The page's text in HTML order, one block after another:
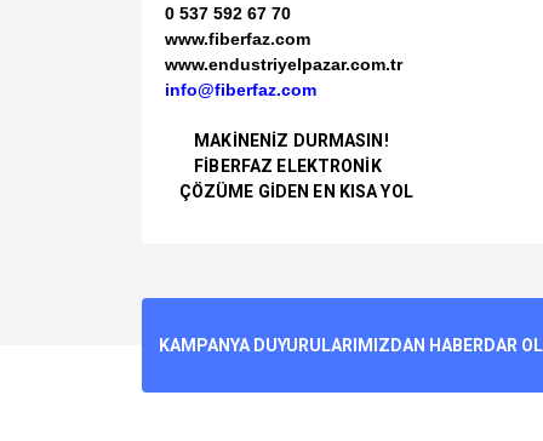
0 537 592 67 70
www.fiberfaz.com
www.endustriyelpazar.com.tr
info@fiberfaz.com
MAKİNENİZ DURMASIN!
FİBERFAZ ELEKTRONİK
ÇÖZÜME GİDEN EN KISA YOL
Ürün resmi kalitesiz, bozuk veya
KAMPANYA DUYURULARIMIZDAN HABERDAR